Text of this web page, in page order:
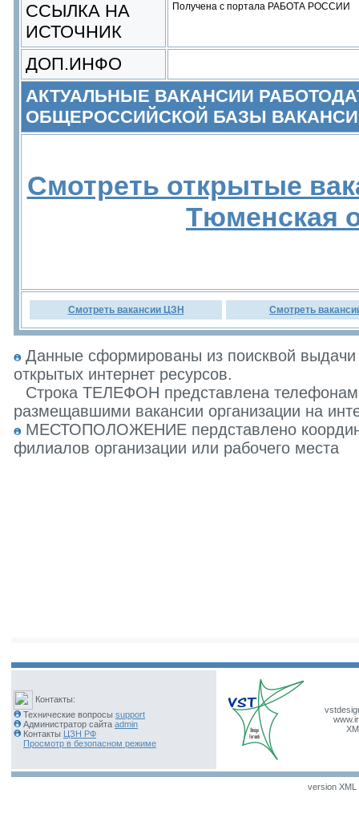
ССЫЛКА НА
ИСТОЧНИК
Получена с портала РАБОТА РОССИИ
ДОП.ИНФО
АКТУАЛЬНЫЕ ВАКАНСИИ
ОБЩЕРОССИЙСКОЙ БАЗЫ
Смотреть открытые
Тюменская
Смотреть вакансии ЦЗН Смотреть
Данные сформированы из поисквой
открытых интернет ресурсов.
Строка ТЕЛЕФОН представлена
размещавшими вакансии организации на
МЕСТОПОЛОЖЕНИЕ пердставлено
филиалов организации или рабочего места
Контакты:
Технические вопросы support
Администратор сайта admin
Контакты ЦЗН РФ
Просмотр в безопасном режиме
version